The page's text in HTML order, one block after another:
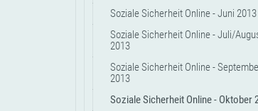
Soziale Sicherheit Online - Juni 2013
Soziale Sicherheit Online - Juli/
2013
Soziale Sicherheit Online -
2013
Soziale Sicherheit Online - Oktober